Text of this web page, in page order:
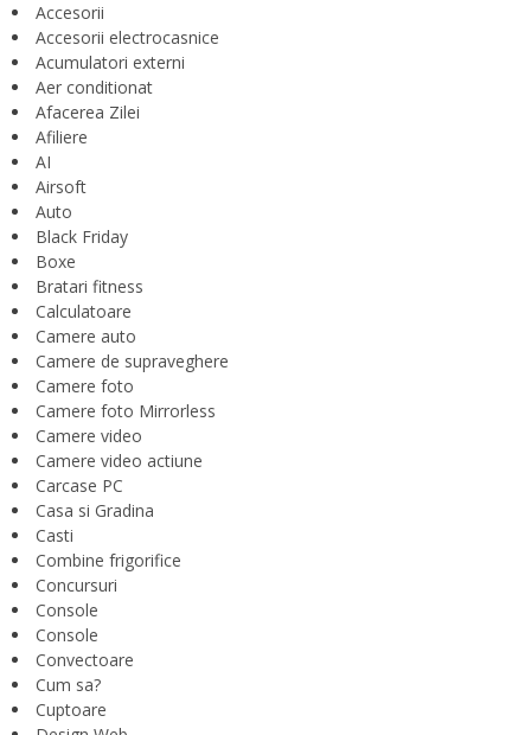
Accesorii
Accesorii electrocasnice
Acumulatori externi
Aer conditionat
Afacerea Zilei
Afiliere
AI
Airsoft
Auto
Black Friday
Boxe
Bratari fitness
Calculatoare
Camere auto
Camere de supraveghere
Camere foto
Camere foto Mirrorless
Camere video
Camere video actiune
Carcase PC
Casa si Gradina
Casti
Combine frigorifice
Concursuri
Console
Console
Convectoare
Cum sa?
Cuptoare